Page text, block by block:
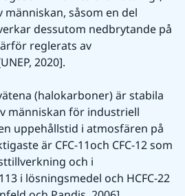
såsom en del
dessutom nedbrytande på
reglerats av
2020].
(halokarboner) är stabila
människan för industriell
uppehållstid i atmosfären på
är CFC-11och CFC-12 som
och i
i lösningsmedel och HCFC-22